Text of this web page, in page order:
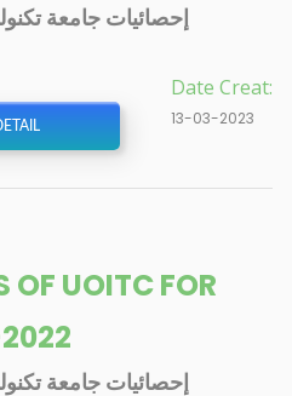
إحصائيات جامعة
Date Creat:
13-03-2023
DETAIL
OF UOITC FOR
إحصائيات جامعة